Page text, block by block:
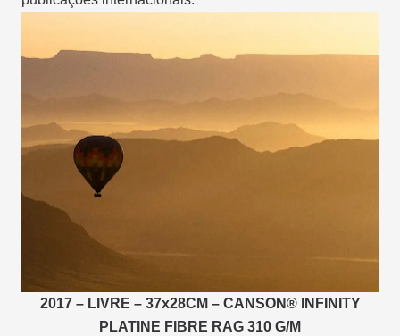
2017 – LIVRE – 37x28CM – CANSON® INFINITY
PLATINE FIBRE RAG 310 G/M